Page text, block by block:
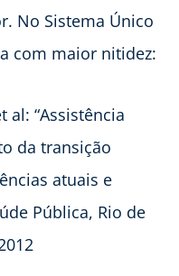
No Sistema Único
com maior nitidez: